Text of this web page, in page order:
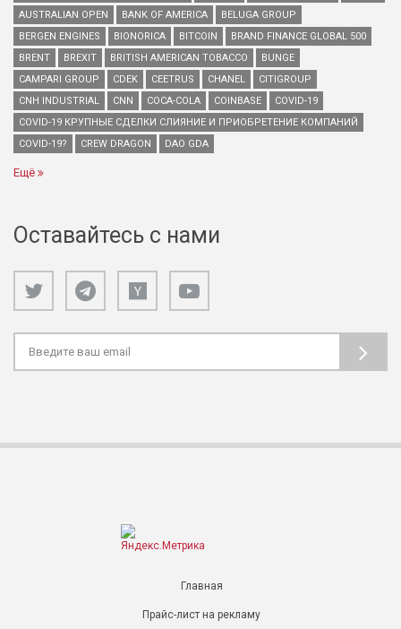
AUSTRALIAN OPEN
BANK OF AMERICA
BELUGA GROUP
BERGEN ENGINES
BIONORICA BITCOIN
BRAND FINANCE GLOBAL 500
BRENT
BREXIT BRITISH AMERICAN TOBACCO
BUNGE
CAMPARI GROUP
CDEK CEETRUS CHANEL
CITIGROUP
CNH INDUSTRIAL
CNN COCA-COLA COINBASE
COVID-19
COVID-19 КРУПНЫЕ СДЕЛКИ СЛИЯНИЕ И ПРИОБРЕТЕНИЕ КОМПАНИЙ
COVID-19?
CREW DRAGON DAO GDA
Ещё
Оставайтесь с нами
Главная
Прайс-лист на рекламу